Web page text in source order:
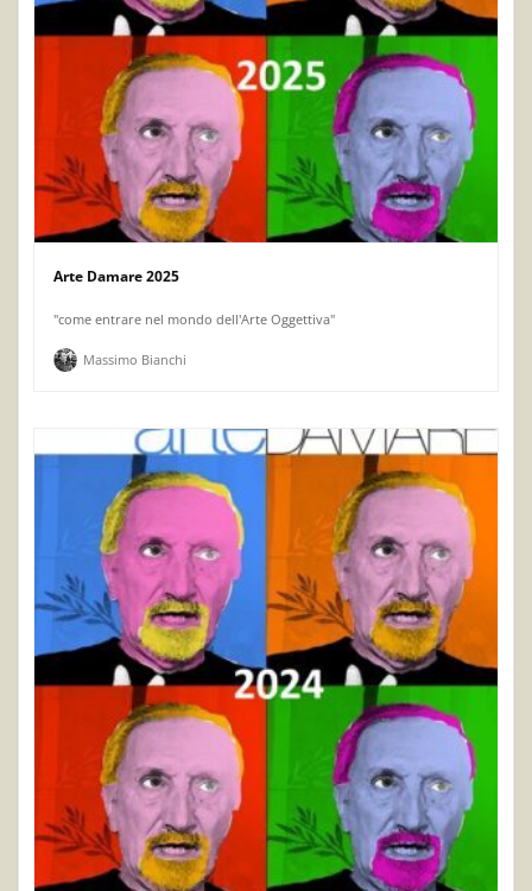
Arte Damare 2025
"come entrare nel mondo dell'Arte Oggettiva"
Massimo Bianchi